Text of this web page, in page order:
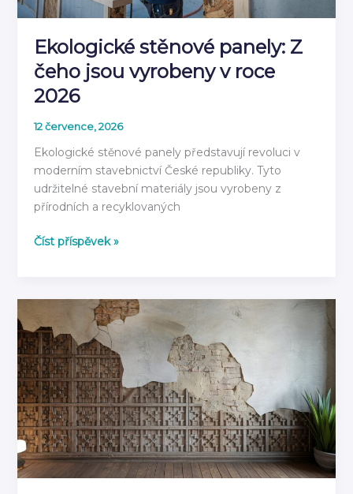
Ekologické stěnové panely: Z
čeho jsou vyrobeny v roce
2026
12 července, 2026
Ekologické stěnové panely představují revoluci v
moderním stavebnictví České republiky. Tyto
udržitelné stavební materiály jsou vyrobeny z
přírodních a recyklovaných
Ekologické
jsou
vyrobeny
v
roce
2026
Číst příspěvek »